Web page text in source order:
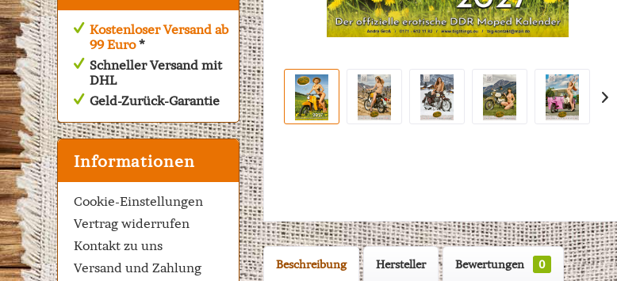
Kostenloser Versand ab
99 Euro*
Schneller Versand mit
DHL
Geld-Zurück-Garantie
Informationen
Cookie-Einstellungen
Vertrag widerrufen
Kontakt zu uns
Versand und Zahlung
Beschreibung Hersteller Bewertungen 0